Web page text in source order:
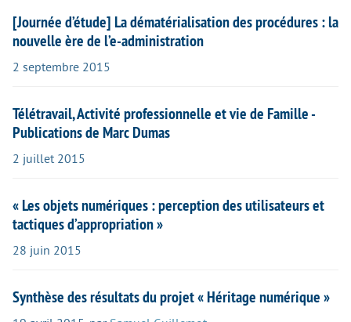
[Journée d’étude] La dématérialisation des procédures : la
nouvelle ère de l’e-administration
2 septembre 2015
Télétravail, Activité professionnelle et vie de Famille -
Publications de Marc Dumas
2 juillet 2015
« Les objets numériques : perception des utilisateurs et
tactiques d’appropriation »
28 juin 2015
Synthèse des résultats du projet « Héritage numérique »